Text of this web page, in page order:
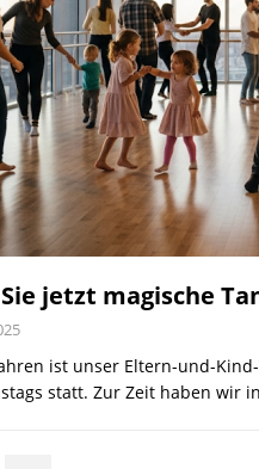
jetzt magische
ist unser Eltern-und-
statt. Zur Zeit haben wir